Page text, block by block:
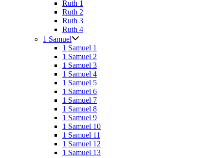
Ruth 1
Ruth 2
Ruth 3
Ruth 4
1 Samuel
1 Samuel 1
1 Samuel 2
1 Samuel 3
1 Samuel 4
1 Samuel 5
1 Samuel 6
1 Samuel 7
1 Samuel 8
1 Samuel 9
1 Samuel 10
1 Samuel 11
1 Samuel 12
1 Samuel 13